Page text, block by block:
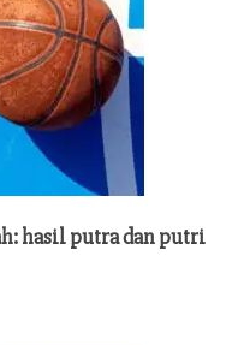
hasil putra dan putri